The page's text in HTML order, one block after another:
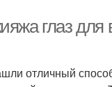
глаз для
отличный